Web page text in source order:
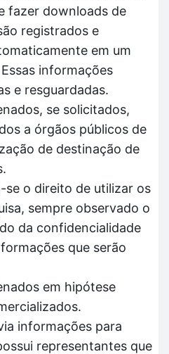
fazer downloads de
registrados e
em um
informações
e resguardadas.
se solicitados,
a órgãos públicos de
de destinação de
se o direito de utilizar os
sempre observado o
da confidencialidade
que serão
em hipótese
informações para
representantes que